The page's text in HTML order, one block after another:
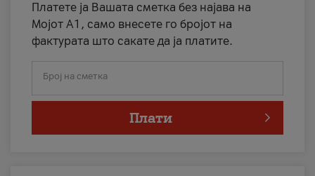
Платете ја Вашата сметка без најава на
Мојот А1, само внесете го бројот на
фактурата што сакате да ја платите.
Број на сметка
Плати